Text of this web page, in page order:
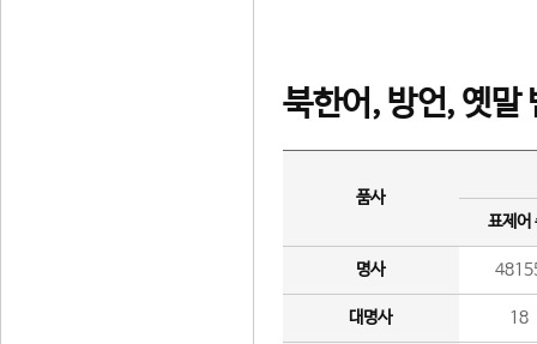
북한어, 방언, 옛말
품사
표제어
명사
대명사 18